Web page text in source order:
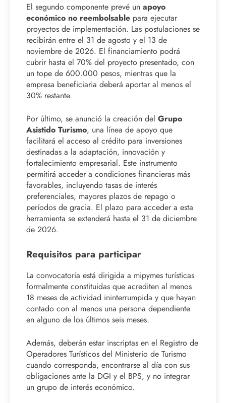
El segundo componente prevé un apoyo
económico no reembolsable para ejecutar
proyectos de implementación. Las postulaciones se
recibirán entre el 31 de agosto y el 13 de
noviembre de 2026. El financiamiento podrá
cubrir hasta el 70% del proyecto presentado, con
un tope de 600.000 pesos, mientras que la
empresa beneficiaria deberá aportar al menos el
30% restante.
Por último, se anunció la creación del Grupo
Asistido Turismo, una línea de apoyo que
facilitará el acceso al crédito para inversiones
destinadas a la adaptación, innovación y
fortalecimiento empresarial. Este instrumento
permitirá acceder a condiciones financieras más
favorables, incluyendo tasas de interés
preferenciales, mayores plazos de repago o
períodos de gracia. El plazo para acceder a esta
herramienta se extenderá hasta el 31 de diciembre
de 2026.
Requisitos para participar
La convocatoria está dirigida a mipymes turísticas
formalmente constituidas que acrediten al menos
18 meses de actividad ininterrumpida y que hayan
contado con al menos una persona dependiente
en alguno de los últimos seis meses.
Además, deberán estar inscriptas en el Registro de
Operadores Turísticos del Ministerio de Turismo
cuando corresponda, encontrarse al día con sus
obligaciones ante la DGI y el BPS, y no integrar
un grupo de interés económico.